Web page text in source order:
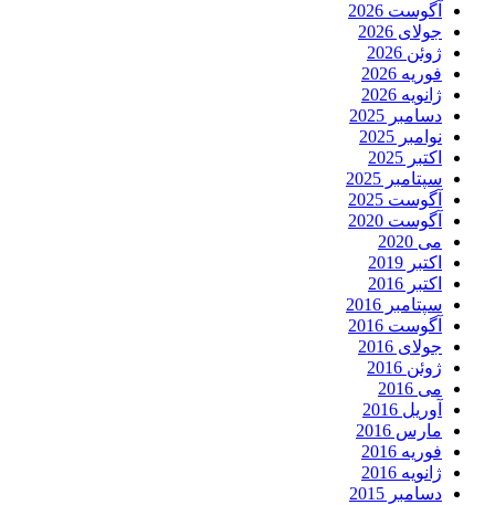
آگوست 2026
جولای 2026
ژوئن 2026
فوریه 2026
ژانویه 2026
دسامبر 2025
نوامبر 2025
اکتبر 2025
سپتامبر 2025
آگوست 2025
آگوست 2020
می 2020
اکتبر 2019
اکتبر 2016
سپتامبر 2016
آگوست 2016
جولای 2016
ژوئن 2016
می 2016
آوریل 2016
مارس 2016
فوریه 2016
ژانویه 2016
دسامبر 2015